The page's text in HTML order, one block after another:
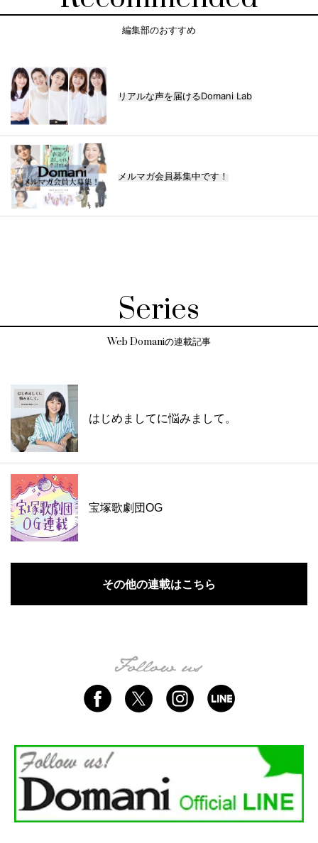
編集部のおすすめ
リアルな声を届けるDomani Lab
メルマガ会員募集中です！
Series
Web Domaniの連載記事
はじめましてに悩みまして。
宝塚歌劇団OG
その他の連載はこちら